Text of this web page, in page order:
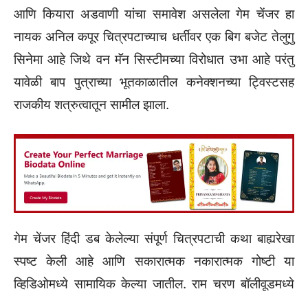
आणि कियारा अडवाणी यांचा समावेश असलेला गेम चेंजर हा
नायक अनिल कपूर चित्रपटाच्याच धर्तीवर एक बिग बजेट तेलुगु
सिनेमा आहे जिथे वन मॅन सिस्टीमच्या विरोधात उभा आहे परंतु
यावेळी बाप पुत्राच्या भूतकाळातील कनेक्शनच्या ट्विस्टसह
राजकीय शत्रुत्वातून सामील झाला.
गेम चेंजर हिंदी डब केलेल्या संपूर्ण चित्रपटाची कथा बाह्यरेखा
स्पष्ट केली आहे आणि सकारात्मक नकारात्मक गोष्टी या
व्हिडिओमध्ये सामायिक केल्या जातील. राम चरण बॉलीवूडमध्ये